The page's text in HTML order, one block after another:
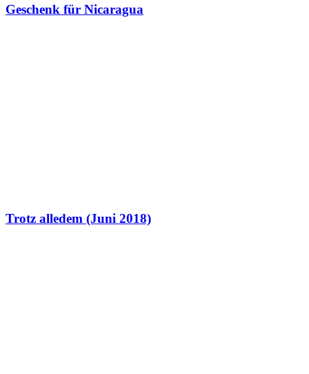
Geschenk für Nicaragua
Trotz alledem (Juni 2018)